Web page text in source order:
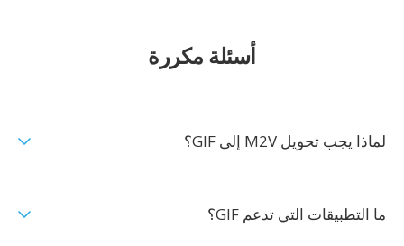
أسئلة مكررة
لماذا يجب تحويل M2V إلى GIF؟
ما التطبيقات التي تدعم GIF؟